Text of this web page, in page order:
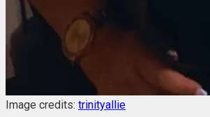
Image credits: trinityallie